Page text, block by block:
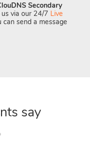
Secondary
via our 24/7 Live
send a message
say